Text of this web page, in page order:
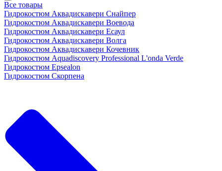
Все товары
Гидрокостюм Аквадискавери Снайпер
Гидрокостюм Аквадискавери Воевода
Гидрокостюм Аквадискавери Есаул
Гидрокостюм Аквадискавери Волга
Гидрокостюм Аквадискавери Кочевник
Гидрокостюм Aquadiscovery Professional L'onda Verde
Гидрокостюм Epsealon
Гидрокостюм Скорпена